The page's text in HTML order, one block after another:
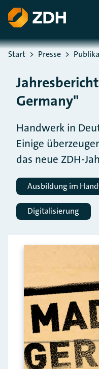
ZUM HAUPTINHALT
ZUR SUCHE SPRINGEN
Sie befinden sich hier:
Start Presse
Germany"
Handwerk in
Einige
das neue ZDH-
Ausbildung im
Digitalisierung